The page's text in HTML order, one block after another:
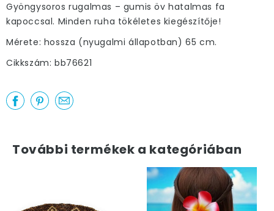
Gyöngysoros rugalmas – gumis öv hatalmas fa
kapoccsal. Minden ruha tökéletes kiegészítője!
Mérete: hossza (nyugalmi állapotban) 65 cm.
Cikkszám: bb76621
További termékek a kategóriában